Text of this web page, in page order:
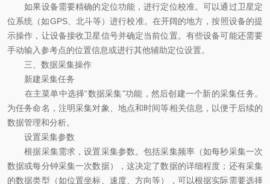
如果设备需要精确的定位功能，进行定位校准。可以通过卫星定
位系统（如GPS、北斗等）进行校准。在开阔的地方，按照设备的提
示操作，让设备接收卫星信号并确定当前位置。有些设备可能还需要
手动输入参考点的位置信息或进行其他辅助定位设置。
三、数据采集操作
新建采集任务
在主菜单中选择“数据采集”功能，然后创建一个新的采集任务。
为任务命名，注明采集对象、地点和时间等相关信息，以便于后续的
数据管理和分析。
设置采集参数
根据采集需求，设置采集参数。包括采集频率（如每秒采集一次
数据或每分钟采集一次数据），这决定了数据的详细程度；还有采集
的数据类型（如位置坐标、速度、方向等），可以根据实际需要选择